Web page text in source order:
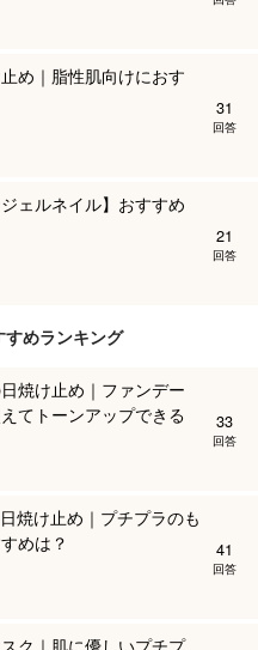
め｜脂性肌向けにおす
31
回答
ェルネイル】おすすめ
21
回答
すめランキング
焼け止め｜ファンデー
てトーンアップできる
33
回答
焼け止め｜プチプラのも
めは？
41
回答
ク｜肌に優しいプチプ